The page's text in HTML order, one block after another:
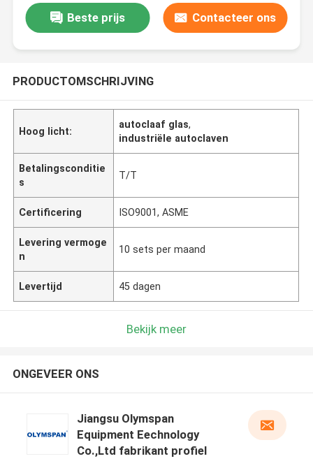
Beste prijs Contacteer ons
PRODUCTOMSCHRIJVING
Hoog licht:
autoclaaf glas,
industriële autoclaven
Betalingsconditie
s
T/T
Certificering ISO9001, ASME
Levering vermoge
n
10 sets per maand
Levertijd 45 dagen
Bekijk meer
ONGEVEER ONS
Jiangsu Olymspan
Equipment Eechnology
Co.,Ltd fabrikant profiel